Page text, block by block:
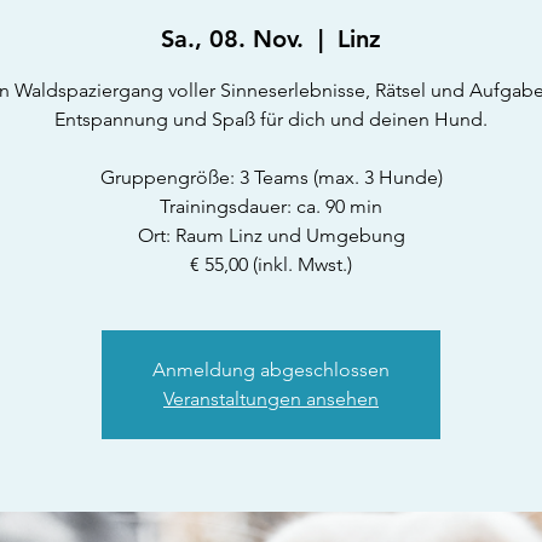
Sa., 08. Nov.
  |
Linz
Waldspaziergang voller Sinneserlebnisse, Rätsel und
Entspannung und Spaß für dich und deinen Hund.
Gruppengröße: 3 Teams (max. 3 Hunde)
Trainingsdauer: ca. 90 min
Ort: Raum Linz und Umgebung
€ 55,00 (inkl. Mwst.)
Anmeldung abgeschlossen
Veranstaltungen ansehen